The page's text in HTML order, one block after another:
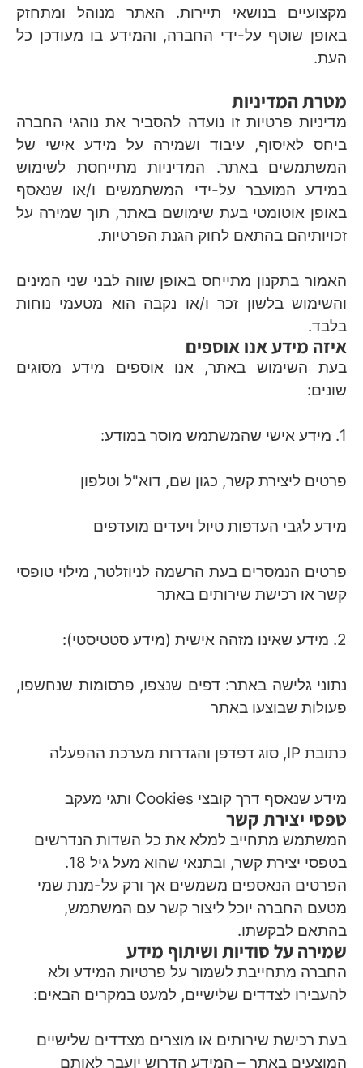
מקצועיים בנושאי תיירות. האתר מנוהל ומתחזק
באופן שוטף על-ידי החברה, והמידע בו מעודכן כל
העת.
מטרת המדיניות
מדיניות פרטיות זו נועדה להסביר את נוהגי החברה
ביחס לאיסוף, עיבוד ושמירה על מידע אישי של
המשתמשים באתר. המדיניות מתייחסת לשימוש
במידע המועבר על-ידי המשתמשים ו/או שנאסף
באופן אוטומטי בעת שימושם באתר, תוך שמירה על
זכויותיהם בהתאם לחוק הגנת הפרטיות.
האמור בתקנון מתייחס באופן שווה לבני שני המינים
והשימוש בלשון זכר ו/או נקבה הוא מטעמי נוחות
בלבד.
איזה מידע אנו אוספים
בעת השימוש באתר, אנו אוספים מידע מסוגים
שונים:
1. מידע אישי שהמשתמש מוסר במודע:
פרטים ליצירת קשר, כגון שם, דוא"ל וטלפון
מידע לגבי העדפות טיול ויעדים מועדפים
פרטים הנמסרים בעת הרשמה לניוזלטר, מילוי טופסי
קשר או רכישת שירותים באתר
2. מידע שאינו מזהה אישית (מידע סטטיסטי):
נתוני גלישה באתר: דפים שנצפו, פרסומות שנחשפו,
פעולות שבוצעו באתר
כתובת IP, סוג דפדפן והגדרות מערכת ההפעלה
מידע שנאסף דרך קובצי Cookies ותגי מעקב
טפסי יצירת קשר
המשתמש מתחייב למלא את כל השדות הנדרשים
בטפסי יצירת קשר, ובתנאי שהוא מעל גיל 18.
הפרטים הנאספים משמשים אך ורק על-מנת שמי
מטעם החברה יוכל ליצור קשר עם המשתמש,
בהתאם לבקשתו.
שמירה על סודיות ושיתוף מידע
החברה מתחייבת לשמור על פרטיות המידע ולא
להעבירו לצדדים שלישיים, למעט במקרים הבאים:
בעת רכישת שירותים או מוצרים מצדדים שלישיים
המוצעים באתר – המידע הדרוש יועבר לאותם